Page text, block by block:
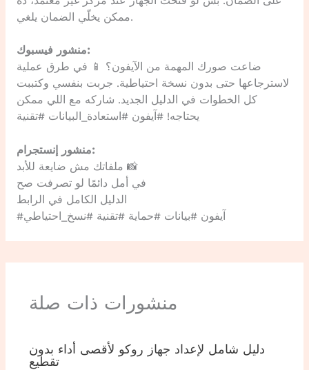
ممكن يخلّي الضمان يلغي.
منشور فيسبوك:
ضاعت صورك المهمة من الآيفون؟ 📱 في طرق عملية
لاسترجاعها حتى بدون نسخة احتياطية. جربت بنفسي وكتببت
كل الخطوات في الدليل الجديد. شاركه مع اللي ممكن
يحتاجه! #آيفون #استعادة_البيانات #تقنية
منشور إنستجرام:
ملفاتك مش ضايعة للأبد 📸
في أمل دائمًا لو تصرفت صح
الدليل الكامل في الرابط
#آيفون #بيانات #حماية #تقنية #نسخ_احتياطي
منشورات ذات صلة
دليل شامل لإعداد جهاز روكو لأقصى أداء بدون
تقطيع